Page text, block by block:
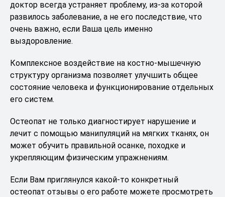
доктор всегда устраняет проблему, из-за которой
развилось заболевание, а не его последствие, что
очень важно, если Ваша цель именно
выздоровление.
Комплексное воздействие на костно-мышечную
структуру организма позволяет улучшить общее
состояние человека и функционирование отдельных
его систем.
Остеопат не только диагностирует нарушение и
лечит с помощью манипуляций на мягких тканях, он
может обучить правильной осанке, походке и
укрепляющим физическим упражнениям.
Если Вам приглянулся какой-то конкретный
остеопат отзывы о его работе можете просмотреть